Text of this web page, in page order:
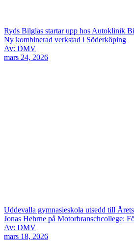
Ryds Bilglas startar upp hos Autoklinik
Ny kombinerad verkstad i Söderköping
Av: DMV
mars 24, 2026
Uddevalla gymnasieskola utsedd till
Jonas Hehrne på Motorbranschcollege:
Av: DMV
mars 18, 2026